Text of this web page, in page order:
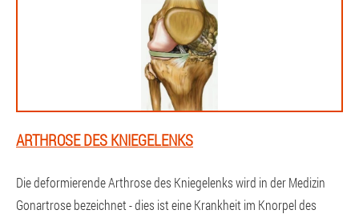
ARTHROSE DES KNIEGELENKS
Die deformierende Arthrose des Kniegelenks wird in der Medizin
Gonartrose bezeichnet - dies ist eine Krankheit im Knorpel des